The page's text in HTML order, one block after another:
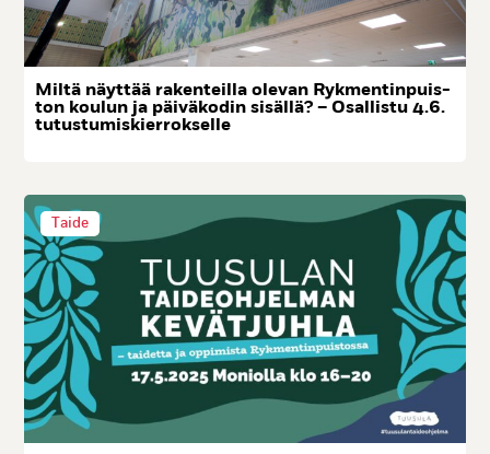
Mil­tä näyt­tää ra­ken­teil­la ole­van Ryk­men­tin­puis­
ton kou­lun ja päi­vä­ko­din si­säl­lä? – Osal­lis­tu 4.6.
tu­tus­tu­mis­kier­rok­sel­le
Taide